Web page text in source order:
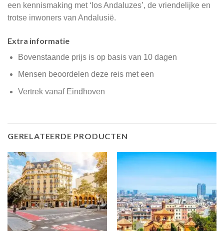
een kennismaking met ‘los Andaluzes’, de vriendelijke en
trotse inwoners van Andalusië.
Extra informatie
Bovenstaande prijs is op basis van 10 dagen
Mensen beoordelen deze reis met een
Vertrek vanaf Eindhoven
GERELATEERDE PRODUCTEN